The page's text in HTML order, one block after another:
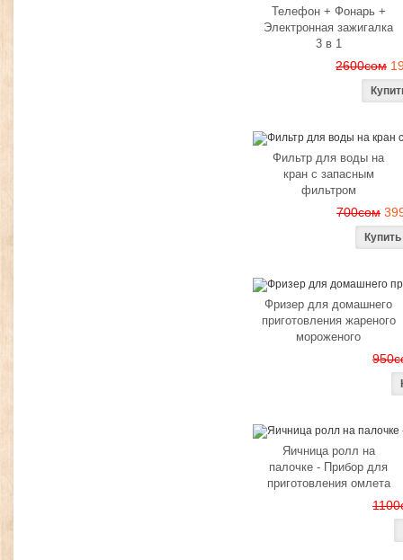
Телефон + Фонарь +
Электронная зажигалка
3 в 1
2600сом
Фильтр для воды на
кран с запасным
фильтром
700сом
Фризер для домашнего
приготовления жареного
мороженого
Яичница ролл на
палочке - Прибор для
приготовления омлета